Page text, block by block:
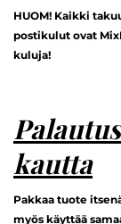
HUOM! Kaikki
postikulut ovat
kuluja!
kautta
Pakkaa tuote
myös käyttää